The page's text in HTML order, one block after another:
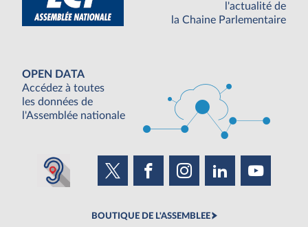
l'actualité de
la Chaine Parlementaire
OPEN DATA
Accédez à toutes
les données de
l'Assemblée nationale
BOUTIQUE DE L'ASSEMBLEE